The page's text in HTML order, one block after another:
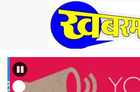
Previous